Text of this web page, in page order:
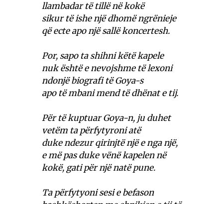
llambadar të tillë në kokë
sikur të ishe një dhomë ngrënieje
që ecte apo një sallë koncertesh.
Por, sapo ta shihni këtë kapele
nuk është e nevojshme të lexoni
ndonjë biografi të Goya-s
apo të mbani mend të dhënat e tij.
Për të kuptuar Goya-n, ju duhet
vetëm ta përfytyroni atë
duke ndezur qirinjtë një e nga një,
e më pas duke vënë kapelen në
kokë, gati për një natë pune.
Ta përfytyoni sesi e befason